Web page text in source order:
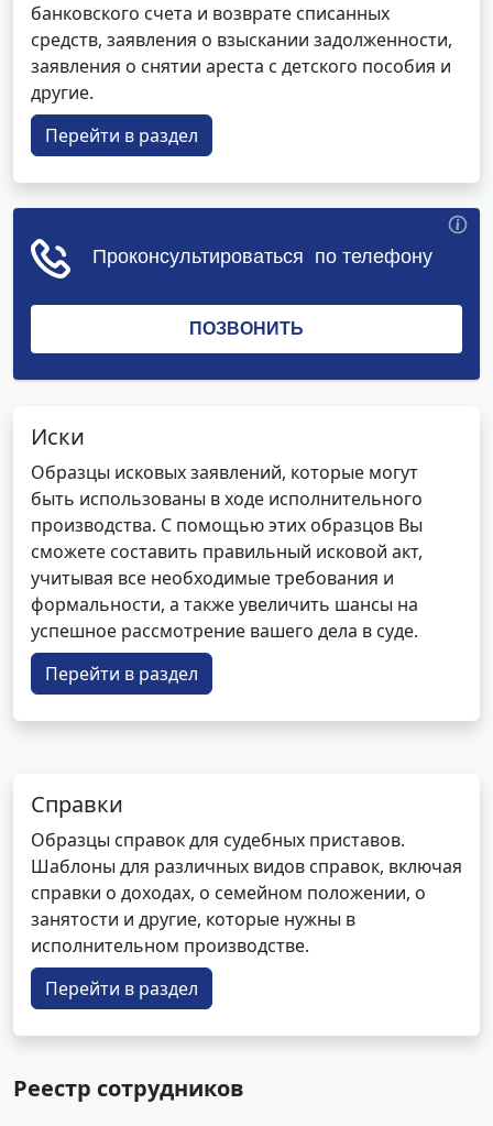
банковского счета и возврате списанных
средств, заявления о взыскании задолженности,
заявления о снятии ареста с детского пособия и
другие.
Перейти в раздел
Иски
Образцы исковых заявлений, которые могут
быть использованы в ходе исполнительного
производства. С помощью этих образцов Вы
сможете составить правильный исковой акт,
учитывая все необходимые требования и
формальности, а также увеличить шансы на
успешное рассмотрение вашего дела в суде.
Перейти в раздел
Справки
Образцы справок для судебных приставов.
Шаблоны для различных видов справок, включая
справки о доходах, о семейном положении, о
занятости и другие, которые нужны в
исполнительном производстве.
Перейти в раздел
Реестр сотрудников